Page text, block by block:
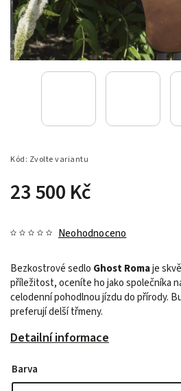
Kód: Zvolte variantu
23 500 Kč
Neohodnoceno
Bezkostrové sedlo Ghost Romaje
příležitost, oceníte ho jako společníka
celodenní pohodlnou jízdu do přírody.
preferují delší třmeny.
Detailní informace
Barva